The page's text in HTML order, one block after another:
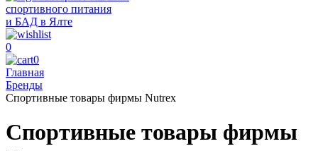
спортивного питания
и БАД в Ялте
0
0
Главная
Бренды
Спортивные товары фирмы Nutrex
Спортивные товары фирмы